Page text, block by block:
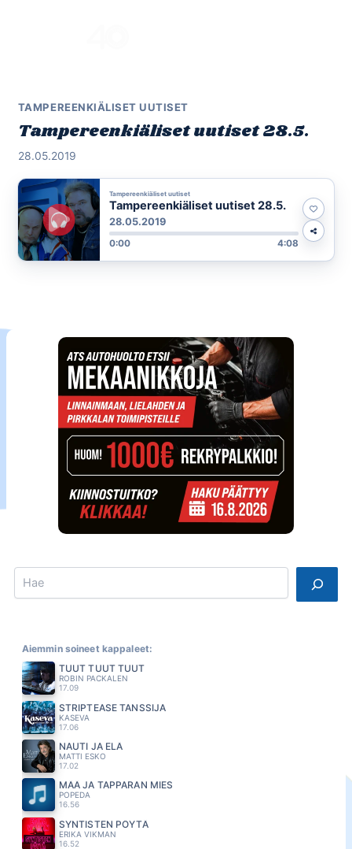
TAMPEREENKIÄLISET UUTISET
Tampereenkiäliset uutiset 28.5.
28.05.2019
Tampereenkiäliset uutiset
Tampereenkiäliset uutiset 28.5.
28.05.2019
0:00 4:08
Search
Aiemmin soineet kappaleet:
TUUT TUUT TUUT
ROBIN PACKALEN
17.09
STRIPTEASE TANSSIJA
KASEVA
17.06
NAUTI JA ELÄ
MATTI ESKO
17.02
MÄÄ JA TAPPARAN MIES
POPEDA
16.56
SYNTISTEN PÖYTÄ
ERIKA VIKMAN
16.52